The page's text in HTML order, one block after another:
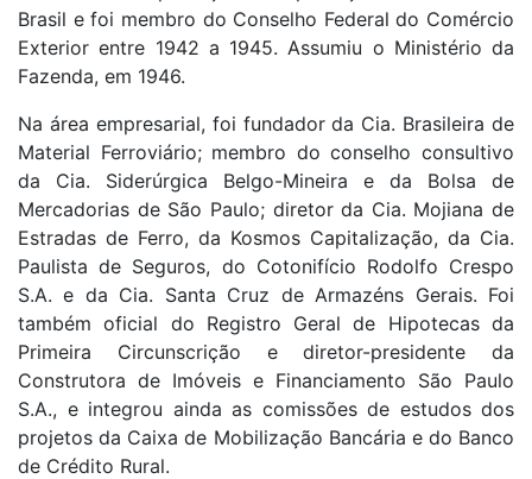
Brasil e foi membro do Conselho Federal do Comércio
Exterior entre 1942 a 1945. Assumiu o Ministério da
Fazenda, em 1946.
Na área empresarial, foi fundador da Cia. Brasileira de
Material Ferroviário; membro do conselho consultivo
da Cia. Siderúrgica Belgo-Mineira e da Bolsa de
Mercadorias de São Paulo; diretor da Cia. Mojiana de
Estradas de Ferro, da Kosmos Capitalização, da Cia.
Paulista de Seguros, do Cotonifício Rodolfo Crespo
S.A. e da Cia. Santa Cruz de Armazéns Gerais. Foi
também oficial do Registro Geral de Hipotecas da
Primeira Circunscrição e diretor-presidente da
Construtora de Imóveis e Financiamento São Paulo
S.A., e integrou ainda as comissões de estudos dos
projetos da Caixa de Mobilização Bancária e do Banco
de Crédito Rural.